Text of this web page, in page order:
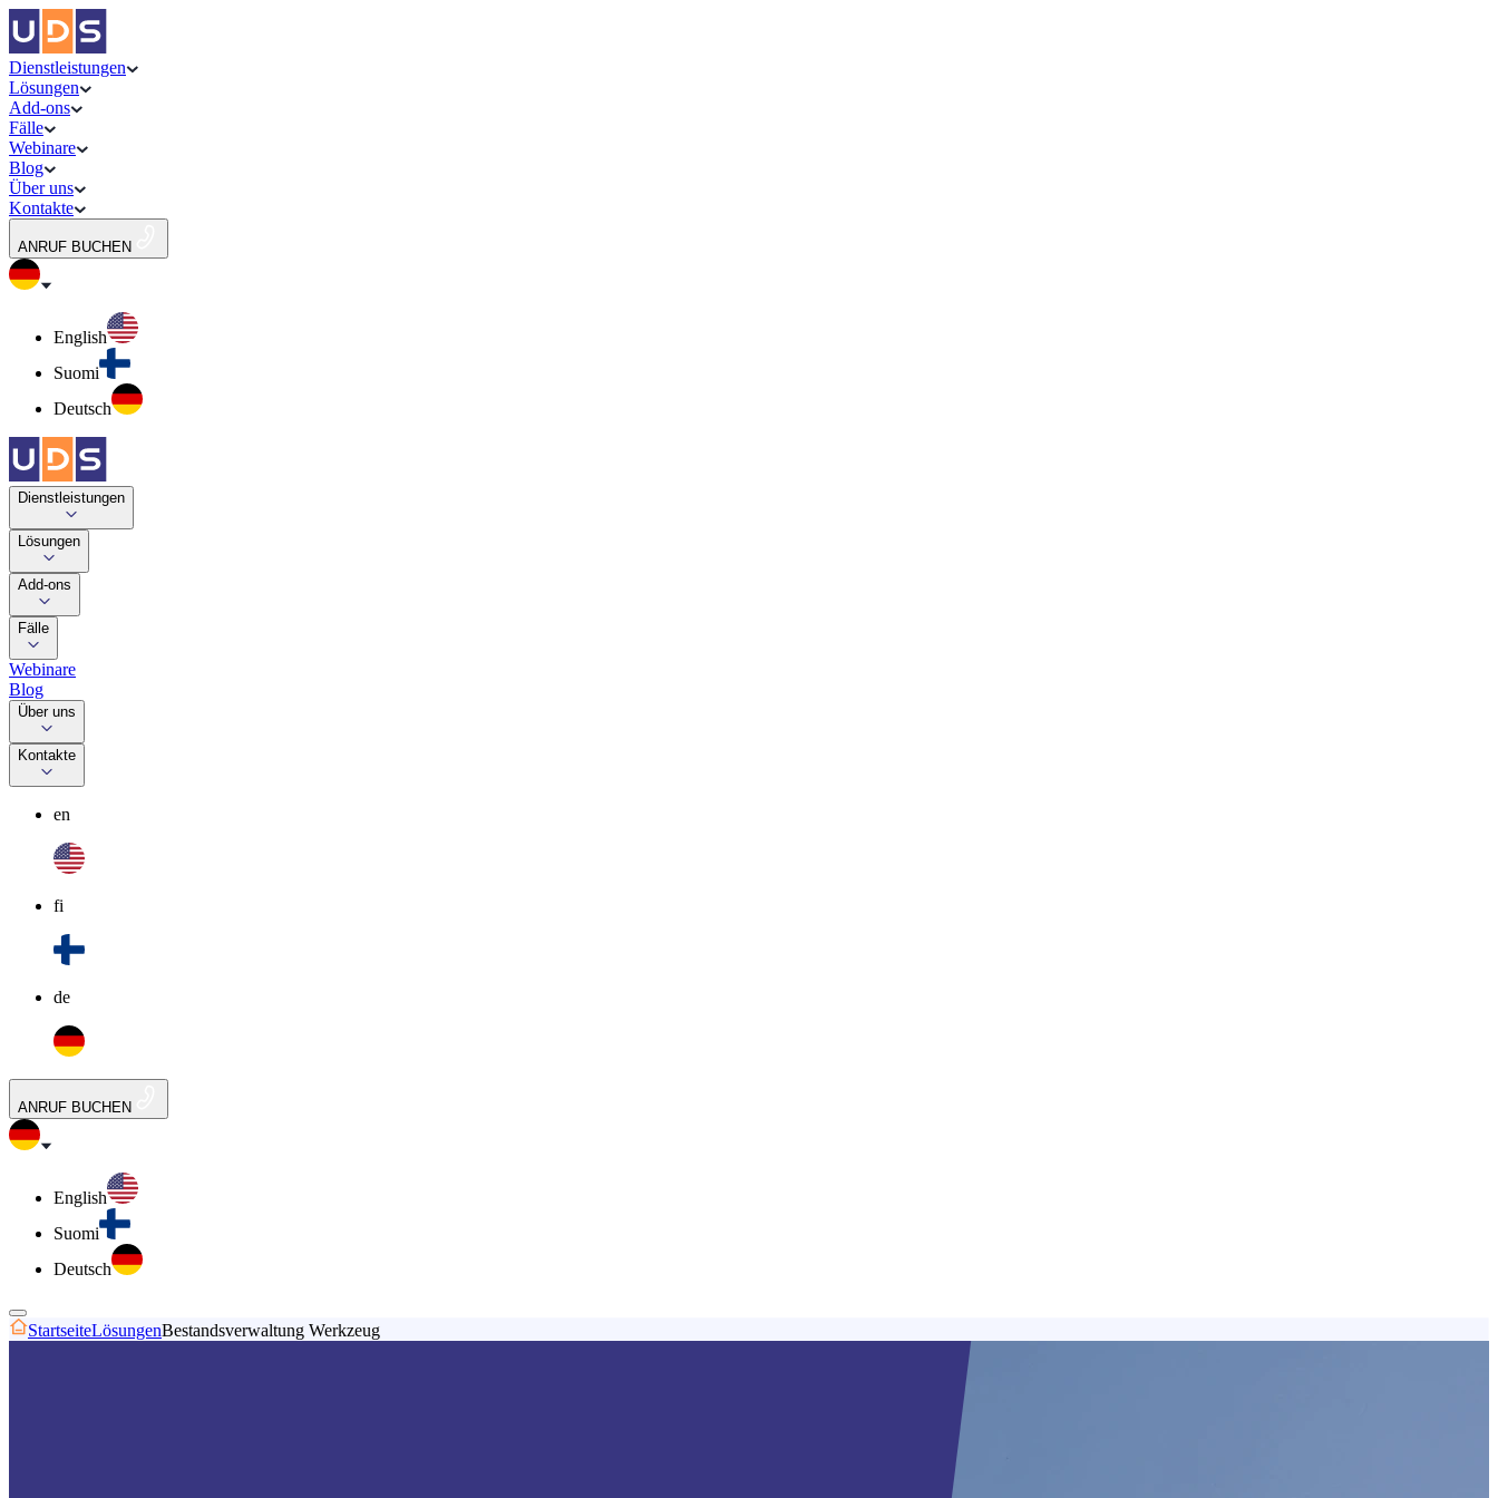
Dienstleistungen
Lösungen
Add-ons
Fälle
Webinare
Blog
Über uns
Kontakte
ANRUF BUCHEN
English
Suomi
Deutsch
Dienstleistungen
Lösungen
Add-ons
Fälle
Webinare
Blog
Über uns
Kontakte
en
fi
de
ANRUF BUCHEN
English
Suomi
Deutsch
StartseiteLösungenBestandsverwaltung Werkzeug